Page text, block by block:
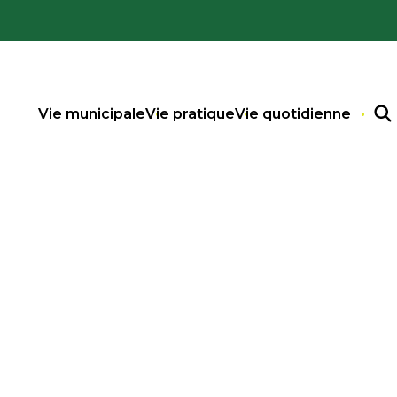
Vie municipaleVie pratiqueVie quotidienne